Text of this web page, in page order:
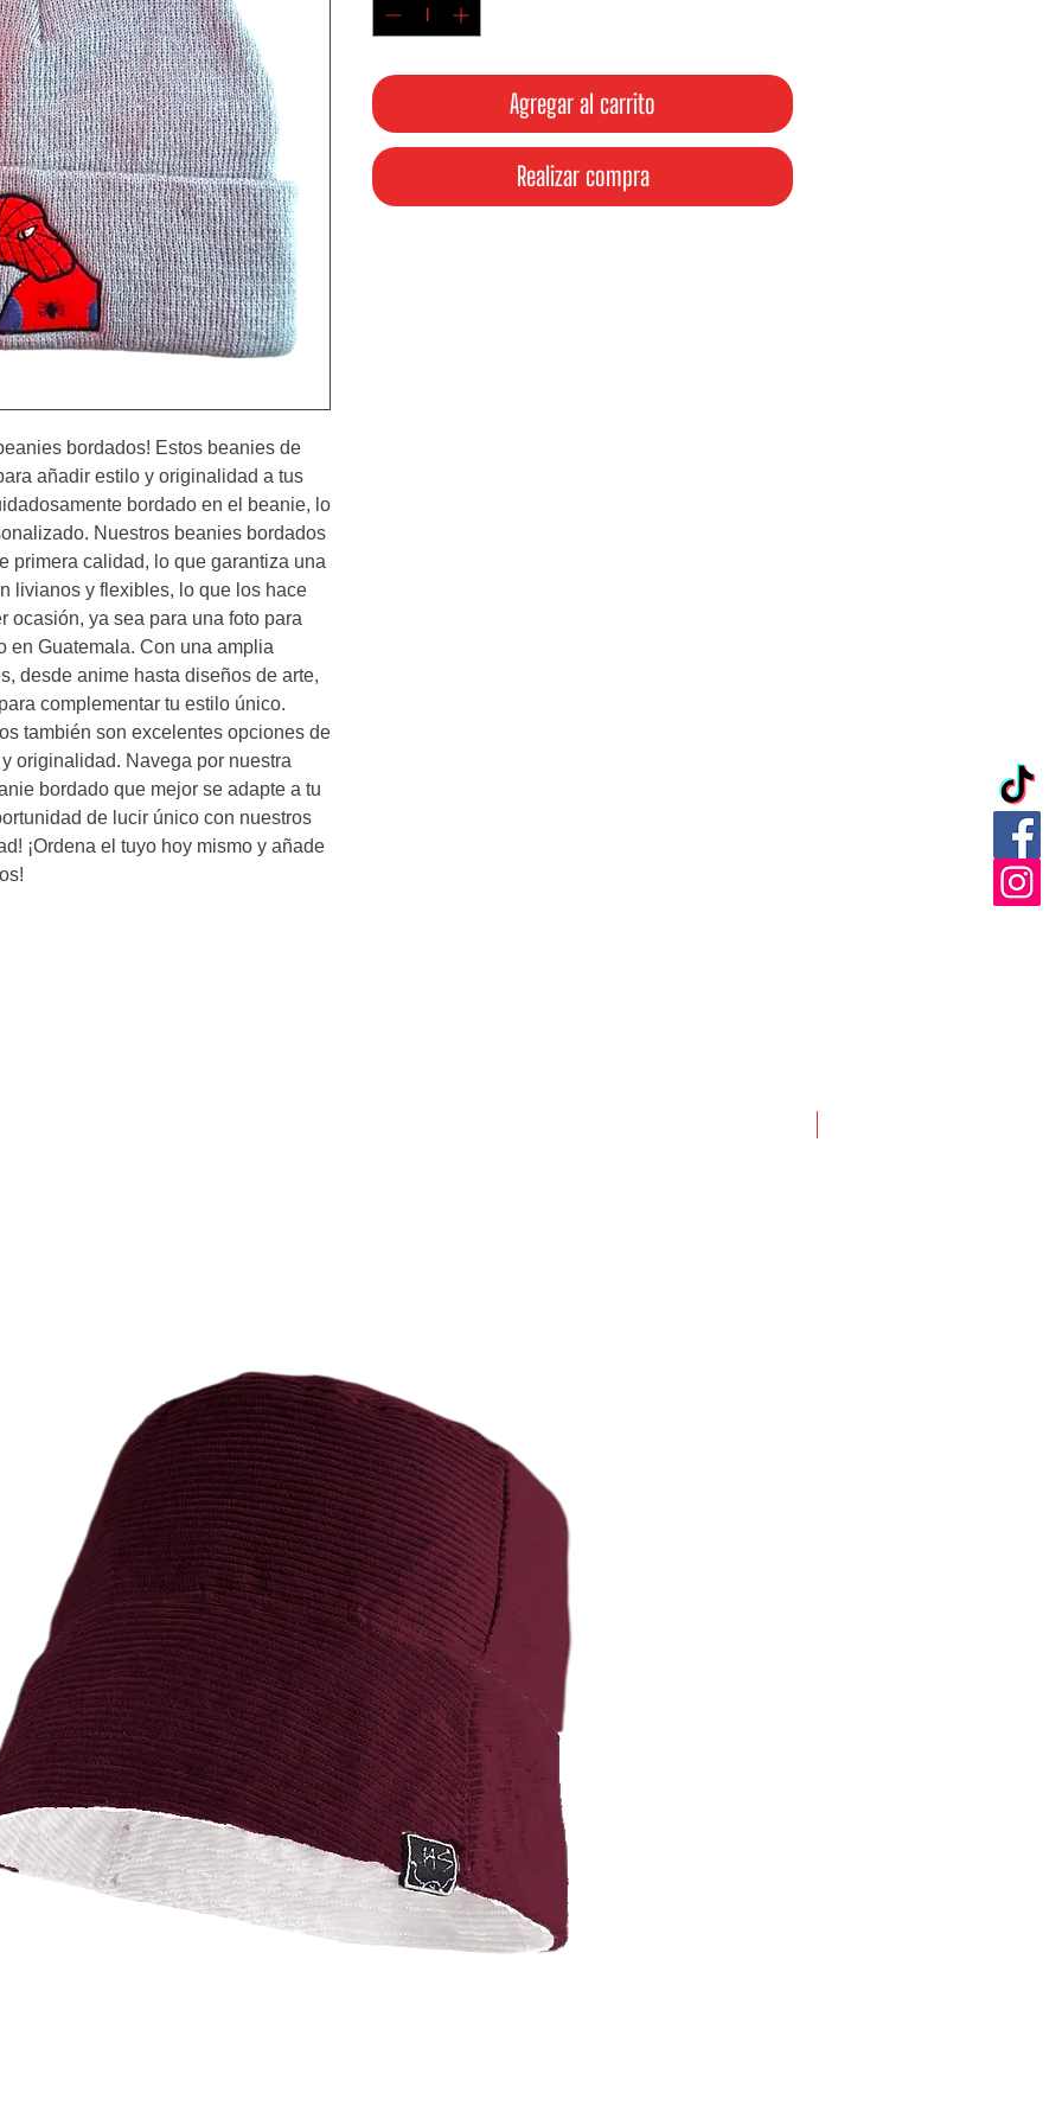
bordados! Estos beanies de
añadir estilo y originalidad a tus
bordado en el beanie, lo
Nuestros beanies bordados
primera calidad, lo que garantiza una
livianos y flexibles, lo que los hace
ocasión, ya sea para una foto para
en Guatemala. Con una amplia
desde anime hasta diseños de arte,
complementar tu estilo único.
también son excelentes opciones de
originalidad. Navega por nuestra
bordado que mejor se adapte a tu
de lucir único con nuestros
¡Ordena el tuyo hoy mismo y añade
Agregar al carrito
Realizar compra